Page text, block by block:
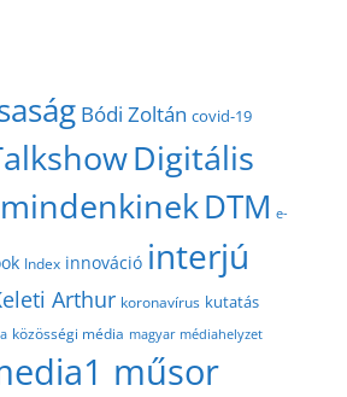
Bódi Zoltán covid-19
Digitális
DTM e-
Index innováció interjú
Arthur koronavírus kutatás
közösségi média magyar médiahelyzet
műsor